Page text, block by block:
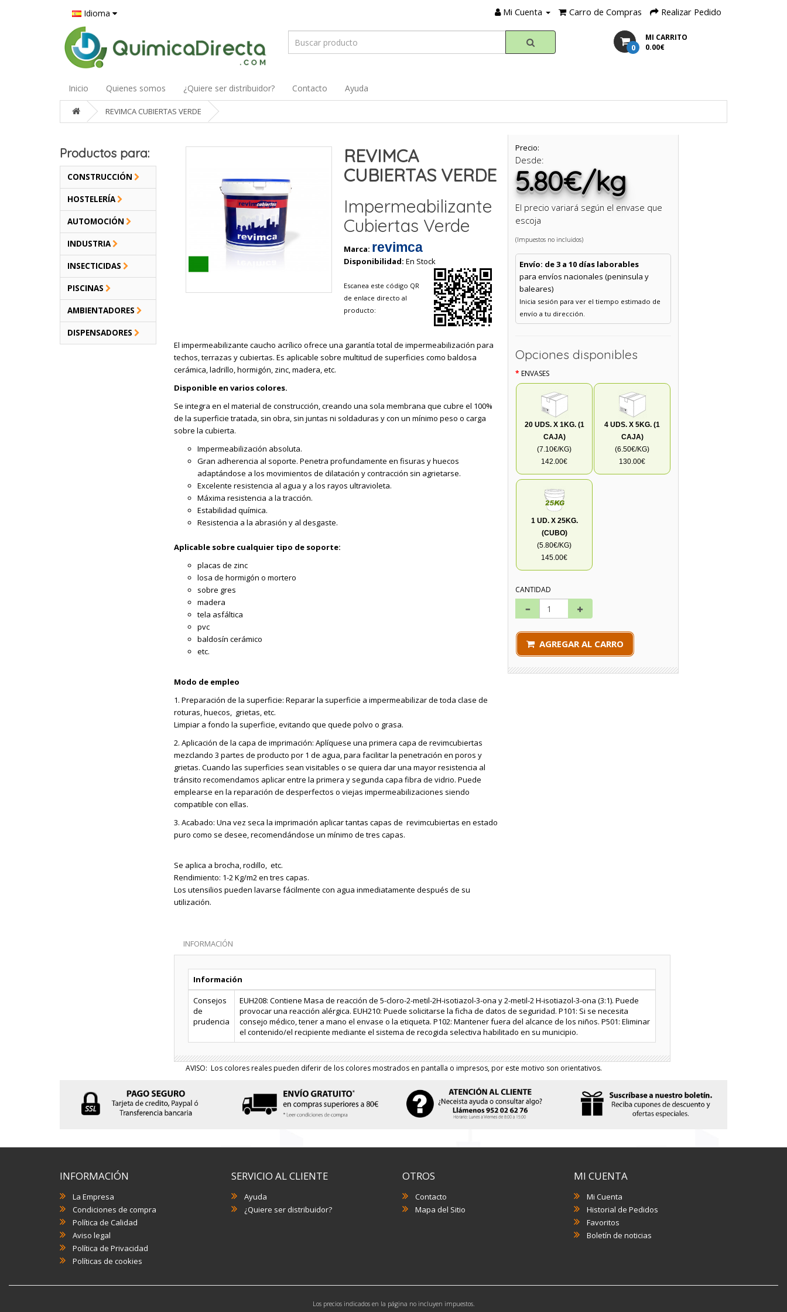
Idioma Mi Cuenta Carro de Compras Realizar Pedido
MI CARRITO
0 0.00€
Inicio Quienes somos ¿Quiere ser distribuidor? Contacto Ayuda
REVIMCA CUBIERTAS VERDE
Productos para:
CONSTRUCCIÓN
HOSTELERÍA
AUTOMOCIÓN
INDUSTRIA
INSECTICIDAS
PISCINAS
AMBIENTADORES
DISPENSADORES
REVIMCA
CUBIERTAS VERDE
Impermeabilizante
Cubiertas Verde
Marca: revimca
Disponibilidad: En Stock
Escanea este código QR
de enlace directo al
producto:
El impermeabilizante caucho acrílico ofrece una garantía total de impermeabilización para
techos, terrazas y cubiertas. Es aplicable sobre multitud de superficies como baldosa
cerámica, ladrillo, hormigón, zinc, madera, etc.
Disponible en varios colores.
Se integra en el material de construcción, creando una sola membrana que cubre el 100%
de la superficie tratada, sin obra, sin juntas ni soldaduras y con un mínimo peso o carga
sobre la cubierta.
Impermeabilización absoluta.
Gran adherencia al soporte. Penetra profundamente en fisuras y huecos
adaptándose a los movimientos de dilatación y contracción sin agrietarse.
Excelente resistencia al agua y a los rayos ultravioleta.
Máxima resistencia a la tracción.
Estabilidad química.
Resistencia a la abrasión y al desgaste.
Aplicable sobre cualquier tipo de soporte:
placas de zinc
losa de hormigón o mortero
sobre gres
madera
tela asfáltica
pvc
baldosín cerámico
etc.
Modo de empleo
1. Preparación de la superficie: Reparar la superficie a impermeabilizar de toda clase de
roturas, huecos, grietas, etc.
Limpiar a fondo la superficie, evitando que quede polvo o grasa.
2. Aplicación de la capa de imprimación: Aplíquese una primera capa de revimcubiertas
mezclando 3 partes de producto por 1 de agua, para facilitar la penetración en poros y
grietas. Cuando las superficies sean visitables o se quiera dar una mayor resistencia al
tránsito recomendamos aplicar entre la primera y segunda capa fibra de vidrio. Puede
emplearse en la reparación de desperfectos o viejas impermeabilizaciones siendo
compatible con ellas.
3. Acabado: Una vez seca la imprimación aplicar tantas capas de revimcubiertas en estado
puro como se desee, recomendándose un mínimo de tres capas.
Se aplica a brocha, rodillo, etc.
Rendimiento: 1-2 Kg/m2 en tres capas.
Los utensilios pueden lavarse fácilmente con agua inmediatamente después de su
utilización.
Precio:
Desde:
5.80€/kg
El precio variará según el envase que
escoja
(Impuestos no incluidos)
Envío: de 3 a 10 días laborables
para envíos nacionales (peninsula y
baleares)
Inicia sesión para ver el tiempo estimado de
envío a tu dirección.
Opciones disponibles
ENVASES
20 UDS. X 1KG. (1
CAJA)
(7.10€/KG)
142.00€
4 UDS. X 5KG. (1
CAJA)
(6.50€/KG)
130.00€
1 UD. X 25KG.
(CUBO)
(5.80€/KG)
145.00€
CANTIDAD
AGREGAR AL CARRO
INFORMACIÓN
Información
Consejos
de
prudencia
EUH208: Contiene Masa de reacción de 5-cloro-2-metil-2H-isotiazol-3-ona y 2-metil-2 H-isotiazol-3-ona (3:1). Puede
provocar una reacción alérgica. EUH210: Puede solicitarse la ficha de datos de seguridad. P101: Si se necesita
consejo médico, tener a mano el envase o la etiqueta. P102: Mantener fuera del alcance de los niños. P501: Eliminar
el contenido/el recipiente mediante el sistema de recogida selectiva habilitado en su municipio.
AVISO: Los colores reales pueden diferir de los colores mostrados en pantalla o impresos, por este motivo son orientativos.
INFORMACIÓN
La Empresa
Condiciones de compra
Política de Calidad
Aviso legal
Política de Privacidad
Políticas de cookies
SERVICIO AL CLIENTE
Ayuda
¿Quiere ser distribuidor?
OTROS
Contacto
Mapa del Sitio
MI CUENTA
Mi Cuenta
Historial de Pedidos
Favoritos
Boletín de noticias
Los precios indicados en la página no incluyen impuestos.